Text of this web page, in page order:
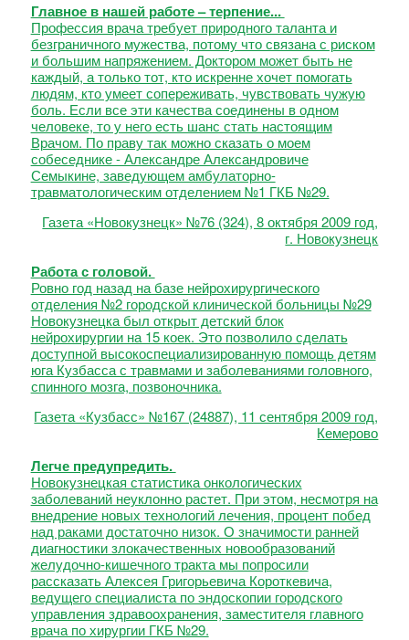
Главное в нашей работе – терпение...
Профессия врача требует природного таланта и
безграничного мужества, потому что связана с риском
и большим напряжением. Доктором может быть не
каждый, а только тот, кто искренне хочет помогать
людям, кто умеет сопереживать, чувствовать чужую
боль. Если все эти качества соединены в одном
человеке, то у него есть шанс стать настоящим
Врачом. По праву так можно сказать о моем
собеседнике - Александре Александровиче
Семыкине, заведующем амбулаторно-
травматологическим отделением №1 ГКБ №29.
Газета «Новокузнецк» №76 (324), 8 октября 2009 год,
г. Новокузнецк
Работа с головой.
Ровно год назад на базе нейрохирургического
отделения №2 городской клинической больницы №29
Новокузнецка был открыт детский блок
нейрохирургии на 15 коек. Это позволило сделать
доступной высокоспециализированную помощь детям
юга Кузбасса с травмами и заболеваниями головного,
спинного мозга, позвоночника.
Газета «Кузбасс» №167 (24887), 11 сентября 2009 год,
Кемерово
Легче предупредить.
Новокузнецкая статистика онкологических
заболеваний неуклонно растет. При этом, несмотря на
внедрение новых технологий лечения, процент побед
над раками достаточно низок. О значимости ранней
диагностики злокачественных новообразований
желудочно-кишечного тракта мы попросили
рассказать Алексея Григорьевича Короткевича,
ведущего специалиста по эндоскопии городского
управления здравоохранения, заместителя главного
врача по хирургии ГКБ №29.